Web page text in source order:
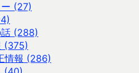
(27)
(288)
(375)
情報 (286)